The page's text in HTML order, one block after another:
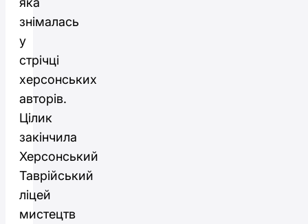
знімалась
у
стрічці
херсонських
авторів.
Цілик
закінчила
Херсонський
Таврійський
ліцей
мистецтв